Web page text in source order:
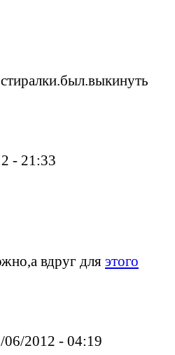
- 21:33
вдруг для этого
06/2012 - 04:19